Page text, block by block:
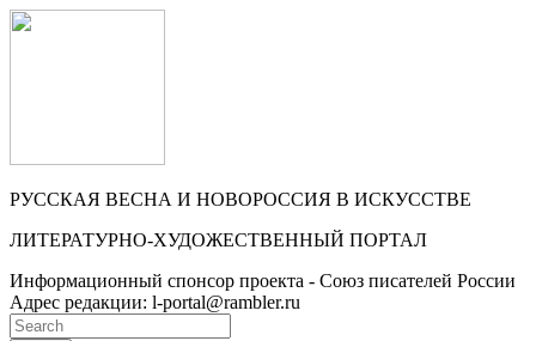
РУССКАЯ ВЕСНА И НОВОРОССИЯ В ИСКУССТВЕ
ЛИТЕРАТУРНО-ХУДОЖЕСТВЕННЫЙ ПОРТАЛ
Информационный спонсор проекта - Союз писателей России
Адрес редакции: l-portal@rambler.ru